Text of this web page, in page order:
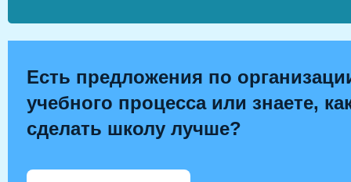
Есть предложения по
учебного процесса или знаете,
сделать школу лучше?